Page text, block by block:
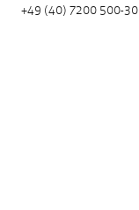
+49 (40) 7200 500-30